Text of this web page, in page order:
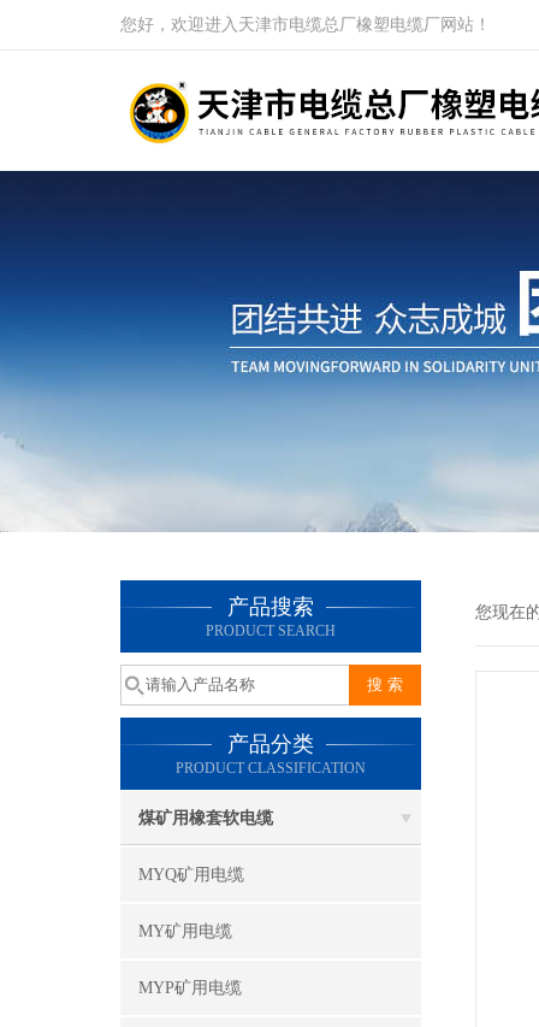
您好，欢迎进入天津市电缆总厂橡塑电缆厂网站！
产品搜索
PRODUCT SEARCH
产品分类
PRODUCT CLASSIFICATION
煤矿用橡套软电缆
MYQ矿用电缆
MY矿用电缆
MYP矿用电缆
您现在